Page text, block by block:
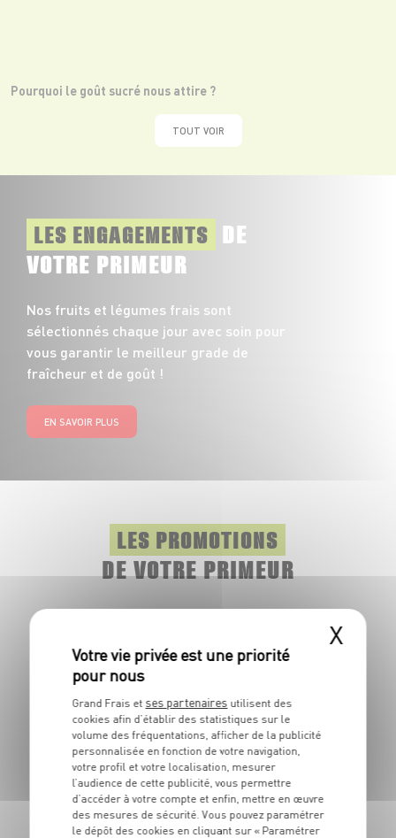
Pourquoi le goût sucré nous attire ?
TOUT VOIR
LES ENGAGEMENTS DE
VOTRE PRIMEUR
Nos fruits et légumes frais sont
sélectionnés chaque jour avec soin pour
vous garantir le meilleur grade de
fraîcheur et de goût !
EN SAVOIR PLUS
LES PROMOTIONS
DE VOTRE PRIMEUR
Origine
Italie
Et/ou
Espagne
Pastèque Noire
1 €
19
X
Grand Frais et ses partenaires utilisent des
cookies afin d’établir des statistiques sur le
volume des fréquentations, afficher de la publicité
personnalisée en fonction de votre navigation,
votre profil et votre localisation, mesurer
l’audience de cette publicité, vous permettre
d’accéder à votre compte et enfin, mettre en œuvre
des mesures de sécurité. Vous pouvez paramétrer
le dépôt des cookies en cliquant sur « Paramétrer